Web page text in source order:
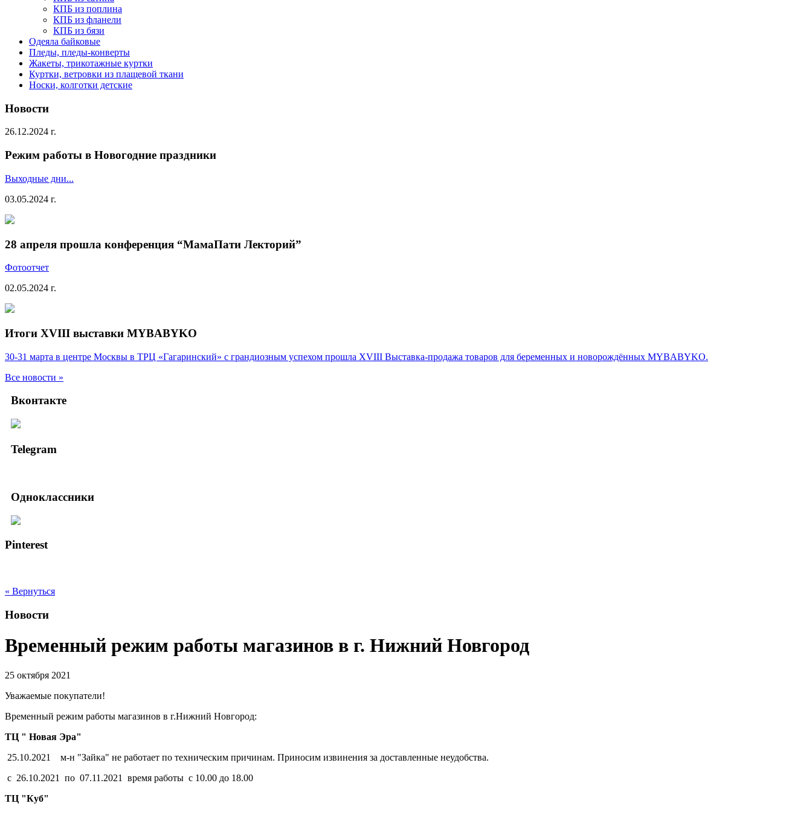
КПБ из поплина
КПБ из фланели
КПБ из бязи
Одеяла байковые
Пледы, пледы-конверты
Жакеты, трикотажные куртки
Куртки, ветровки из плащевой ткани
Носки, колготки детские
Новости
26.12.2024 г.
Режим работы в Новогодние праздники
Выходные дни...
03.05.2024 г.
28 апреля прошла конференция “МамаПати Лекторий”
Фотоотчет
02.05.2024 г.
Итоги XVIII выставки MYBABYKO
30-31 марта в центре Москвы в ТРЦ «Гагаринский» с грандиозным успехом прошла XVIII Выставка-продажа товаров для беременных и новорождённых MYBABYKO.
Все новости »
Вконтакте
Telegram
Одноклассники
Pinterest
« Вернуться
Новости
Временный режим работы магазинов в г. Нижний Новгород
25 октября 2021
Уважаемые покупатели!
Временный режим работы магазинов в г.Нижний Новгород:
ТЦ " Новая Эра"
25.10.2021 м-н "Зайка" не работает по техническим причинам. Приносим извинения за доставленные неудобства.
с 26.10.2021 по 07.11.2021 время работы с 10.00 до 18.00
ТЦ "Куб"